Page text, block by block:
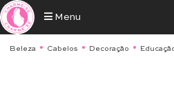
Menu
Beleza Cabelos Decoração